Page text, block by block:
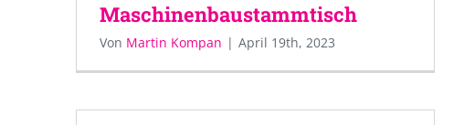
Maschinenbaustammtisch
Von Martin Kompan | April 19th, 2023